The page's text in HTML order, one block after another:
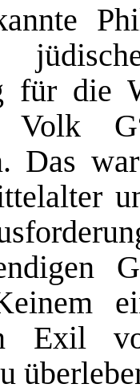
für die
Volk
Das
Exil